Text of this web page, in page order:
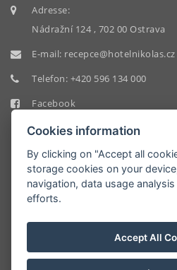
Adresse:
Nádražní 124 , 702 00 Ostrava
E-mail: recepce@hotelnikolas.cz
Telefon: +420 596 134 000
Facebook
Cookies information
By clicking on "Accept all
storage cookies on your
navigation, data usage
efforts.
Accept All